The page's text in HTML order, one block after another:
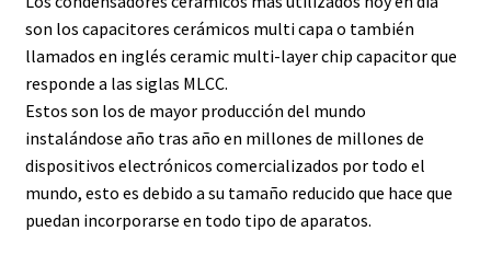
son los capacitores cerámicos multi capa o también
llamados en inglés ceramic multi-layer chip capacitor que
responde a las siglas MLCC.
Estos son los de mayor producción del mundo
instalándose año tras año en millones de millones de
dispositivos electrónicos comercializados por todo el
mundo, esto es debido a su tamaño reducido que hace que
puedan incorporarse en todo tipo de aparatos.